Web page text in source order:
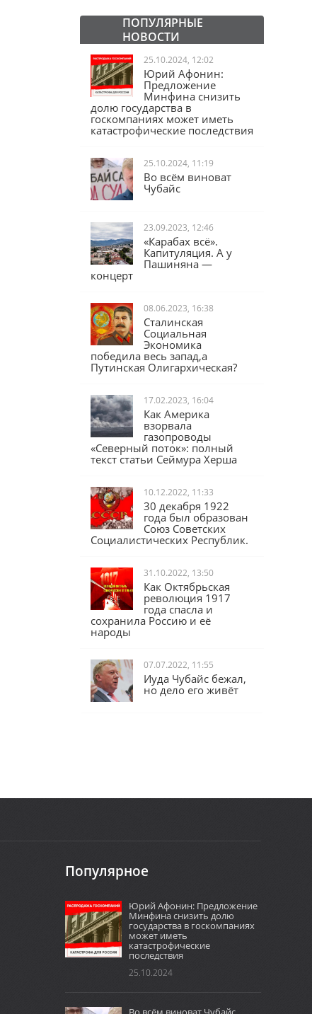
ПОПУЛЯРНЫЕ
НОВОСТИ
25.10.2024, 12:02
Юрий Афонин:
Предложение
Минфина снизить
долю государства в
госкомпаниях может иметь
катастрофические последствия
25.10.2024, 11:19
Во всём виноват
Чубайс
23.09.2023, 12:46
«Карабах всё».
Капитуляция. А у
Пашиняна —
концерт
08.06.2023, 16:38
Сталинская
Социальная
Экономика
победила весь запад,а
Путинская Олигархическая?
17.02.2023, 16:04
Как Америка
взорвала
газопроводы
«Северный поток»: полный
текст статьи Сеймура Херша
10.12.2022, 11:33
30 декабря 1922
года был образован
Союз Советских
Социалистических Республик.
31.10.2022, 13:50
Как Октябрьская
революция 1917
года спасла и
сохранила Россию и её
народы
07.07.2022, 11:55
Иуда Чубайс бежал,
но дело его живёт
Популярное
Юрий Афонин: Предложение
Минфина снизить долю
государства в госкомпаниях
может иметь
катастрофические
последствия
25.10.2024